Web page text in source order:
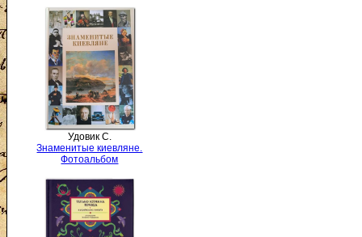
Удовик С.
Знаменитые киевляне.
Фотоальбом